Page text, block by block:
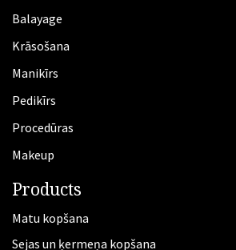
​Balayage
Krāsošana
Manikīrs
​Pedikīrs
Procedūras
Makeup
Products
Matu kopšana
Sejas un ķermeņa kopšana